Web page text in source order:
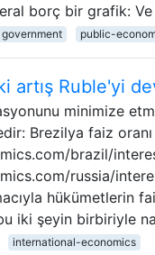
borç bir grafik:
government public-
artış Ruble'yi
minimize
Brezilya faiz oranı
brazil/
russia/
hükümetlerin
iki şeyin birbiriyle
international-economics